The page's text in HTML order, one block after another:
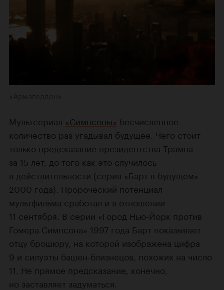
Мультсериал «Симпсоны» бесчисленное
количество раз угадывал будущее. Чего стоит
только предсказание президентства Трампа
за 15 лет, до того как это случилось
в действительности (серия «Барт в будущем»
2000 года). Пророческий потенциал
мультфильма сработал и в отношении
11 сентября. В серии «Город Нью-Йорк против
Гомера Симпсона» 1997 года Барт показывает
отцу брошюру, на которой изображена цифра
9 и силуэты башен-близнецов, похожих на число
11. Не прямое предсказание, конечно,
но заставляет задуматься.